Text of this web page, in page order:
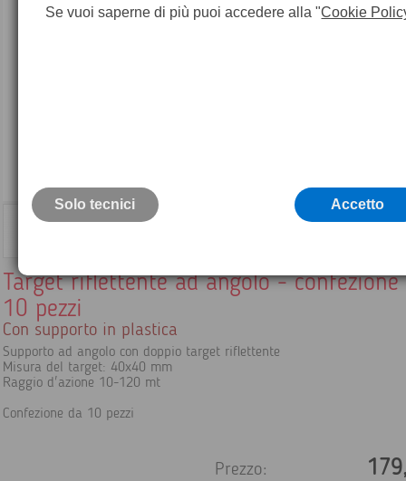
Target riflettente ad angolo - confezione
10 pezzi
Con supporto in plastica
Supporto ad angolo con doppio target riflettente
Misura del target: 40x40 mm
Raggio d'azione 10-120 mt
Confezione da 10 pezzi
Prezzo:
Se vuoi saperne di più puoi accedere alla "Cookie
Solo tecnici Accetto